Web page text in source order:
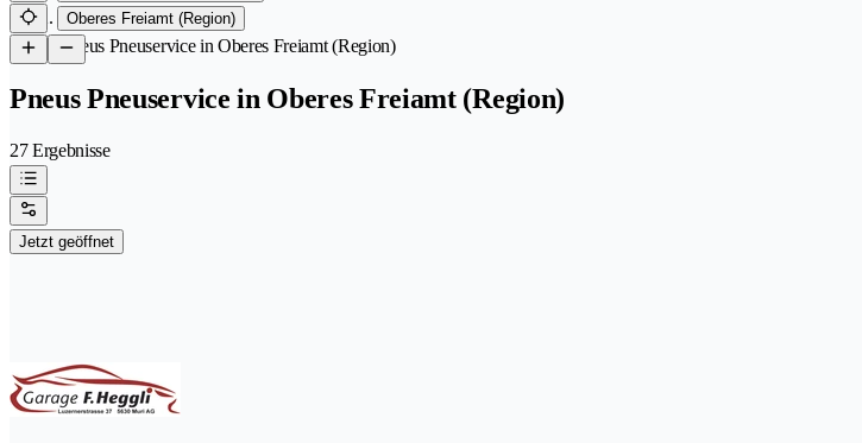
Oberes Freiamt (Region)
/Pneus Pneuservice in Oberes Freiamt (Region)
Pneus Pneuservice in Oberes Freiamt (Region)
27 Ergebnisse
Jetzt geöffnet